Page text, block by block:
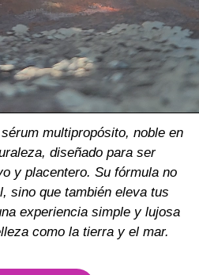
multipropósito, noble en
diseñado para ser
y placentero. Su fórmula no
sino que también eleva tus
experiencia simple y lujosa
como la tierra y el mar.